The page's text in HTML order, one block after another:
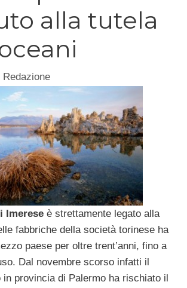
alla tutela
Redazione
Imerese è strettamente legato alla
fabbriche della società torinese ha
paese per oltre trent’anni, fino a
Dal novembre scorso infatti il
in provincia di Palermo ha rischiato il